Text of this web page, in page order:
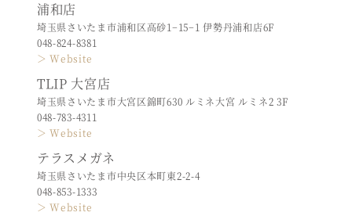
浦和店
埼玉県さいたま市浦和区高砂1−15−1 伊勢丹浦和店6F
048-824-8381
＞ Website
TLIP 大宮店
埼玉県さいたま市大宮区錦町630 ルミネ大宮 ルミネ2 3F
048-783-4311
＞ Website
テラスメガネ
埼玉県さいたま市中央区本町東2-2-4
048-853-1333
＞ Website